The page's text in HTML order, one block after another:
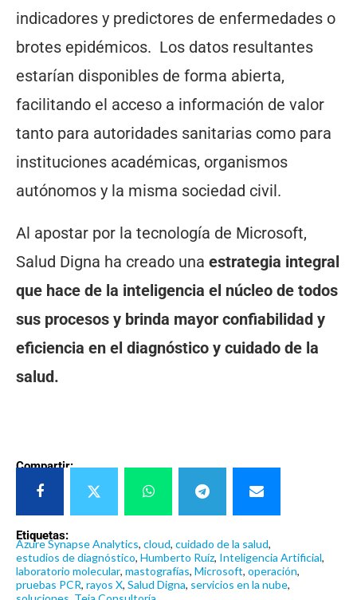
indicadores y predictores de enfermedades o
brotes epidémicos. Los datos resultantes
estarían disponibles de forma abierta,
facilitando el acceso a información de valor
tanto para autoridades sanitarias como para
instituciones académicas, organismos
autónomos y la misma sociedad civil.
Al apostar por la tecnología de Microsoft,
Salud Digna ha creado una estrategia integral
que hace de la inteligencia el núcleo de todos
sus procesos y brinda mayor confiabilidad y
eficiencia en el diagnóstico y cuidado de la
salud.
Compartir:
Etiquetas:
Azure Synapse Analytics, cloud, cuidado de la salud,
estudios de diagnóstico, Humberto Ruíz, Inteligencia Artificial,
laboratorio molecular, mastografías, Microsoft, operación,
pruebas PCR, rayos X, Salud Digna, servicios en la nube,